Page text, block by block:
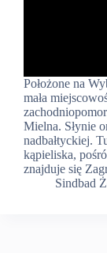
Położone na
mała
Mielna. Słynie
nadbałtyckiej.
kąpieliska,
znajduje się
Sindbad